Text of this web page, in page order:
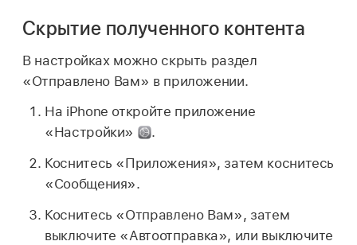
Скрытие полученного контента
В настройках можно скрыть раздел
«Отправлено Вам» в приложении.
На iPhone откройте приложение
«Настройки»
.
Коснитесь «Приложения», затем коснитесь
«Сообщения».
Коснитесь «Отправлено Вам», затем
выключите «Автоотправка», или выключите